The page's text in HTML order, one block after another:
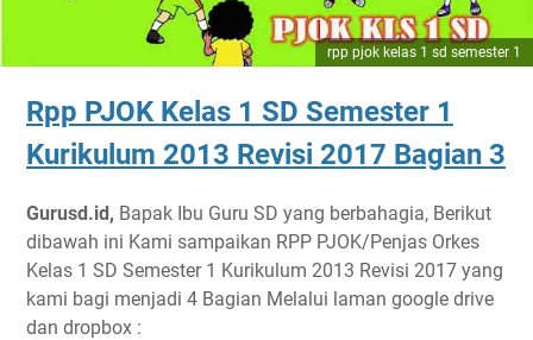
rpp pjok kelas 1 sd semester 1
Rpp PJOK Kelas 1 SD Semester 1
Kurikulum 2013 Revisi 2017 Bagian 3
Gurusd.id, Bapak Ibu Guru SD yang berbahagia, Berikut
dibawah ini Kami sampaikan RPP PJOK/Penjas Orkes
Kelas 1 SD Semester 1 Kurikulum 2013 Revisi 2017 yang
kami bagi menjadi 4 Bagian Melalui laman google drive
dan dropbox :